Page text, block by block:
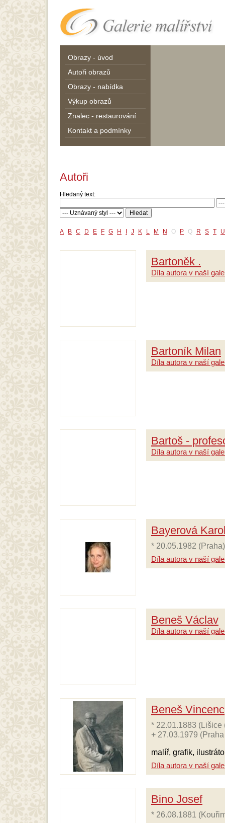
Obrazy - úvod
Autoři obrazů
Obrazy - nabídka
Výkup obrazů
Znalec - restaurování
Kontakt a podmínky
Autoři
Hledaný text:
A B C D E F G H J K L M N O P Q R S T U
Bartoněk .
Díla autora v naší
Bartoník Milan
Díla autora v naší
Bartoš -
Díla autora v naší
Bayerová
* 20.05.1982 (Praha)
Díla autora v naší
Beneš Václav
Díla autora v naší
Beneš Vincenc
* 22.01.1883
+ 27.03.1979
malíř, grafik,
Díla autora v naší
Bino Josef
* 26.08.1881